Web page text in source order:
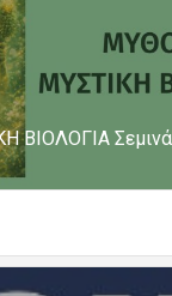
ΒΙΟΛΟΓΙΑ